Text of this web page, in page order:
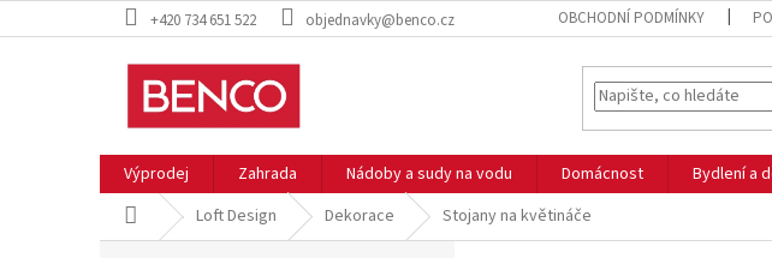
na
+420 734 651 522 objednavky@benco.cz OBCHODNÍ PODMÍNKY
Výprodej Zahrada Nádoby a sudy na vodu Domácnost Bydlení a
Domů Loft Design Dekorace Stojany na květináče